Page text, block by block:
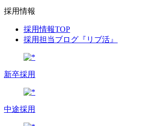
採用情報
採用情報TOP
採用担当ブログ『リブ活』
新卒採用
中途採用